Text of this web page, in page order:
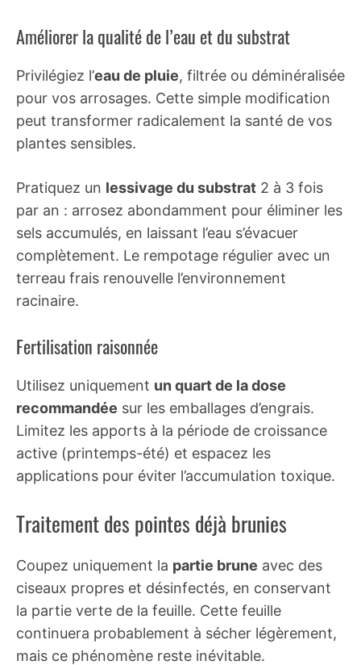
Améliorer la qualité de l’eau et du substrat
Privilégiez l’eau de pluie, filtrée ou déminéralisée
pour vos arrosages. Cette simple modification
peut transformer radicalement la santé de vos
plantes sensibles.
Pratiquez un lessivage du substrat 2 à 3 fois
par an : arrosez abondamment pour éliminer les
sels accumulés, en laissant l’eau s’évacuer
complètement. Le rempotage régulier avec un
terreau frais renouvelle l’environnement
racinaire.
Fertilisation raisonnée
Utilisez uniquement un quart de la dose
recommandée sur les emballages d’engrais.
Limitez les apports à la période de croissance
active (printemps-été) et espacez les
applications pour éviter l’accumulation toxique.
Traitement des pointes déjà brunies
Coupez uniquement la partie brune avec des
ciseaux propres et désinfectés, en conservant
la partie verte de la feuille. Cette feuille
continuera probablement à sécher légèrement,
mais ce phénomène reste inévitable.